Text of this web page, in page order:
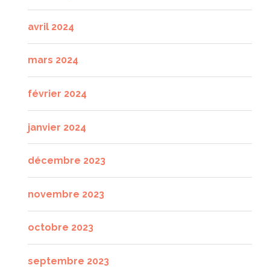
avril 2024
mars 2024
février 2024
janvier 2024
décembre 2023
novembre 2023
octobre 2023
septembre 2023